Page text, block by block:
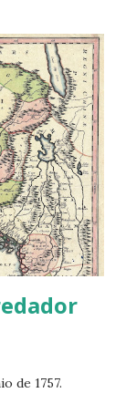
del Sinaí. En el
mirando
Congress. La
(Debate,
y el devenir del
no
es amena y
de 1757.